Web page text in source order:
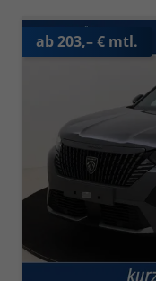
ab 203,– € mtl.